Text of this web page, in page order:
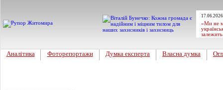
«Ми не
Аналітика Фоторепортажи Думка експерта Власна думка